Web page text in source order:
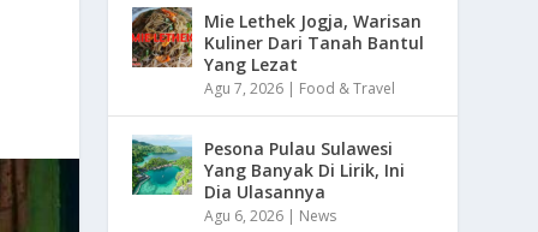
Mie Lethek Jogja, Warisan
Kuliner Dari Tanah Bantul
Yang Lezat
Agu 7, 2026 | Food & Travel
Pesona Pulau Sulawesi
Yang Banyak Di Lirik, Ini
Dia Ulasannya
Agu 6, 2026 | News